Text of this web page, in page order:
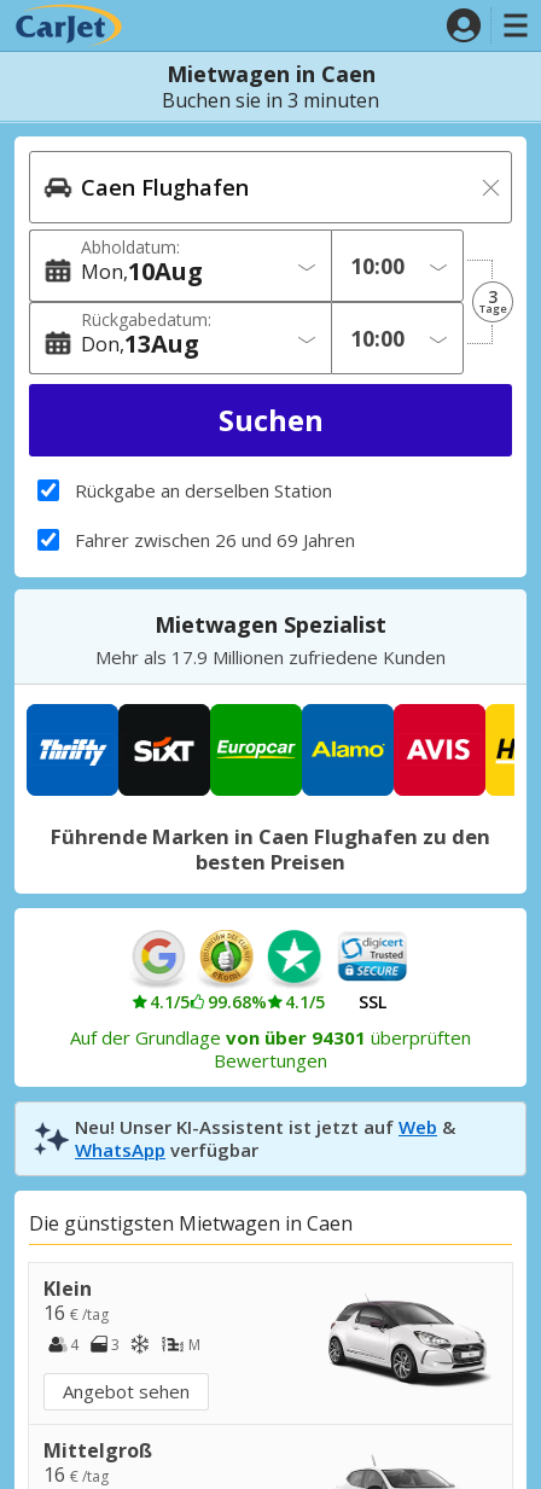
Mietwagen in Caen
Buchen sie in 3 minuten
Abholdatum:
Mon 10Aug
Rückgabedatum:
Don 13Aug
3
Tage
Rückgabe an derselben Station
Fahrer zwischen 26 und 69 Jahren
Mietwagen Spezialist
Mehr als 17.9 Millionen zufriedene Kunden
Führende Marken in Caen Flughafen zu den
besten Preisen
4.1/5 99.68% 4.1/5 SSL
Auf der Grundlage von über 94301 überprüften
Bewertungen
Neu! Unser KI-Assistent ist jetzt auf Web &
WhatsApp verfügbar
Die günstigsten Mietwagen in Caen
Klein
16 € /tag
4
3 M
Angebot sehen
Mittelgroß
16 € /tag